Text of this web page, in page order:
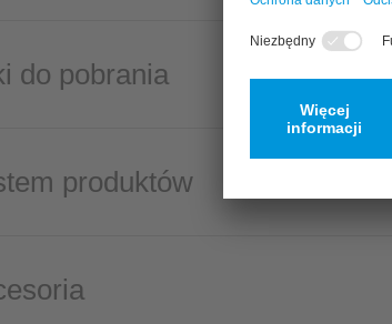
do pobrania
produktów